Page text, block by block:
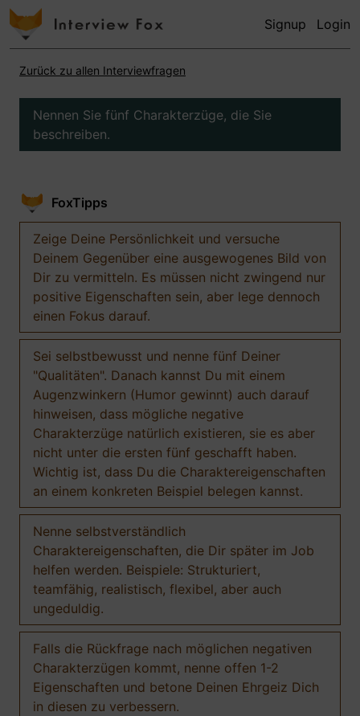
Signup Login
Zurück zu allen Interviewfragen
Nennen Sie fünf Charakterzüge, die Sie
beschreiben.
FoxTipps
Zeige Deine Persönlichkeit und versuche
Deinem Gegenüber eine ausgewogenes Bild von
Dir zu vermitteln. Es müssen nicht zwingend nur
positive Eigenschaften sein, aber lege dennoch
einen Fokus darauf.
Sei selbstbewusst und nenne fünf Deiner
"Qualitäten". Danach kannst Du mit einem
Augenzwinkern (Humor gewinnt) auch darauf
hinweisen, dass mögliche negative
Charakterzüge natürlich existieren, sie es aber
nicht unter die ersten fünf geschafft haben.
Wichtig ist, dass Du die Charaktereigenschaften
an einem konkreten Beispiel belegen kannst.
Nenne selbstverständlich
Charaktereigenschaften, die Dir später im Job
helfen werden. Beispiele: Strukturiert,
teamfähig, realistisch, flexibel, aber auch
ungeduldig.
Falls die Rückfrage nach möglichen negativen
Charakterzügen kommt, nenne offen 1-2
Eigenschaften und betone Deinen Ehrgeiz Dich
in diesen zu verbessern.